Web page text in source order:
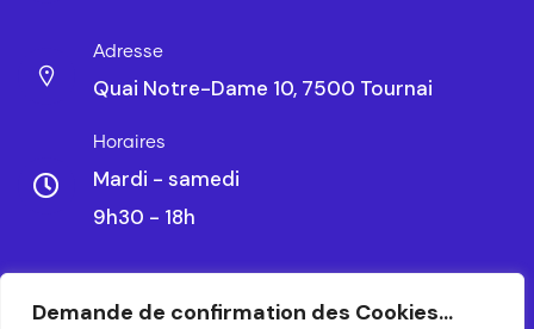
Demande de confirmation des Cookies...
Adresse
Quai Notre-Dame 10, 7500 Tournai
Horaires
Mardi - samedi
9h30 - 18h